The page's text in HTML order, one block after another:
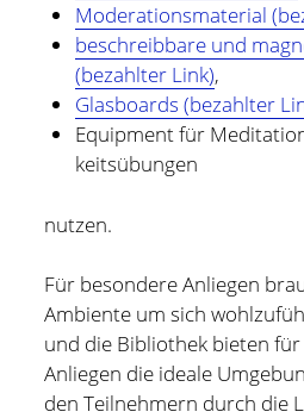
Moderations­material
beschreib­bare und
(bezahlter Link),
Glas­boards (bezahlter
Equipment für
keits­übungen
nutzen.
Für besondere Anliegen
Ambiente um sich
und die Bibliothek bieten für
Anliegen die ideale
den Teilnehmern durch die